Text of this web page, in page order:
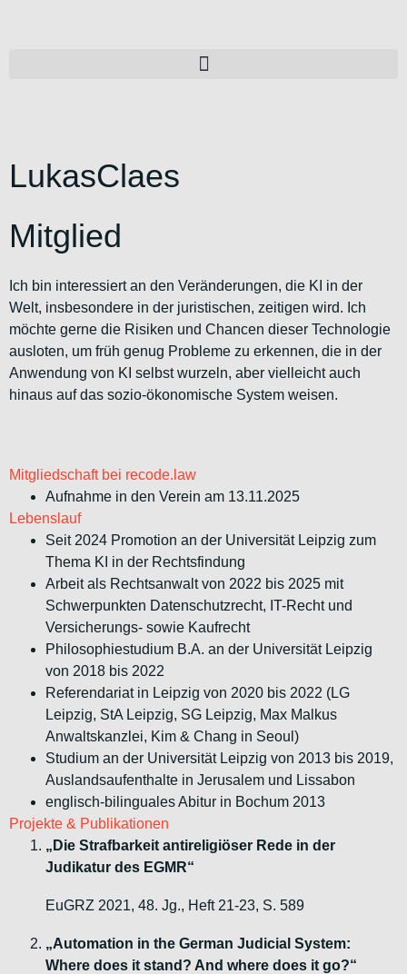
LukasClaes
Mitglied
Ich bin interessiert an den Veränderungen, die KI in der
Welt, insbesondere in der juristischen, zeitigen wird. Ich
möchte gerne die Risiken und Chancen dieser Technologie
ausloten, um früh genug Probleme zu erkennen, die in der
Anwendung von KI selbst wurzeln, aber vielleicht auch
hinaus auf das sozio-ökonomische System weisen.
Mitgliedschaft bei recode.law
Aufnahme in den Verein am 13.11.2025
Lebenslauf
Seit 2024 Promotion an der Universität Leipzig zum
Thema KI in der Rechtsfindung
Arbeit als Rechtsanwalt von 2022 bis 2025 mit
Schwerpunkten Datenschutzrecht, IT-Recht und
Versicherungs- sowie Kaufrecht
Philosophiestudium B.A. an der Universität Leipzig
von 2018 bis 2022
Referendariat in Leipzig von 2020 bis 2022 (LG
Leipzig, StA Leipzig, SG Leipzig, Max Malkus
Anwaltskanzlei, Kim & Chang in Seoul)
Studium an der Universität Leipzig von 2013 bis 2019,
Auslandsaufenthalte in Jerusalem und Lissabon
englisch-bilinguales Abitur in Bochum 2013
Projekte & Publikationen
„Die Strafbarkeit antireligiöser Rede in der
Judikatur des EGMR“
EuGRZ 2021, 48. Jg., Heft 21-23, S. 589
„Automation in the German Judicial System:
Where does it stand? And where does it go?“